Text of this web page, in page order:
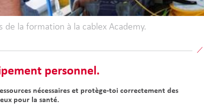
de la formation à la cablex Academy.
personnel.
nécessaires et protège-toi correctement des
pour la santé.